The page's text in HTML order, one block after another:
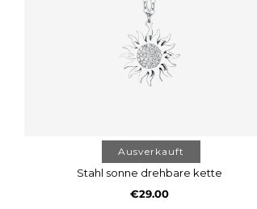
Ausverkauft
stahl sonne drehbare kette
€29.00